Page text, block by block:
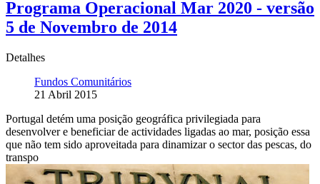
Programa Operacional Mar 2020 - versão
5 de Novembro de 2014
Detalhes
Fundos Comunitários
21 Abril 2015
Portugal detém uma posição geográfica privilegiada para
desenvolver e beneficiar de actividades ligadas ao mar, posição essa
que não tem sido aproveitada para dinamizar o sector das pescas, do
transpo